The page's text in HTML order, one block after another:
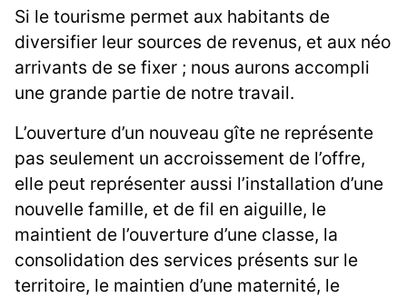
Si le tourisme permet aux habitants de
diversifier leur sources de revenus, et aux néo
arrivants de se fixer ; nous aurons accompli
une grande partie de notre travail.
L’ouverture d’un nouveau gîte ne représente
pas seulement un accroissement de l’offre,
elle peut représenter aussi l’installation d’une
nouvelle famille, et de fil en aiguille, le
maintient de l’ouverture d’une classe, la
consolidation des services présents sur le
territoire, le maintien d’une maternité, le